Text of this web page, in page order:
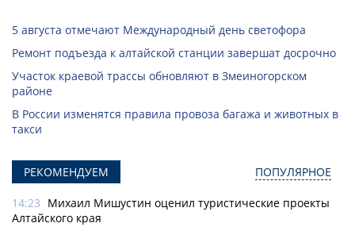
5 августа отмечают Международный день светофора
Ремонт подъезда к алтайской станции завершат досрочно
Участок краевой трассы обновляют в Змеиногорском
районе
В России изменятся правила провоза багажа и животных в
такси
РЕКОМЕНДУЕМ ПОПУЛЯРНОЕ
14:23 Михаил Мишустин оценил туристические проекты
Алтайского края